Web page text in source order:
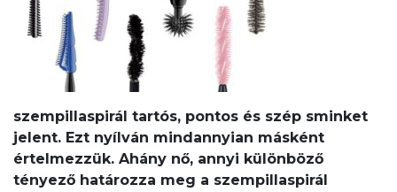
szempillaspirál tartós, pontos és szép sminket
jelent. Ezt nyílván mindannyian másként
értelmezzük. Ahány nő, annyi különböző
tényező határozza meg a szempillaspirál